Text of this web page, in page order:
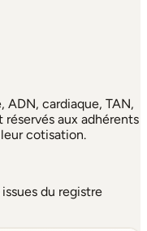
ADN, cardiaque, TAN,
aux adhérents
cotisation.
du registre